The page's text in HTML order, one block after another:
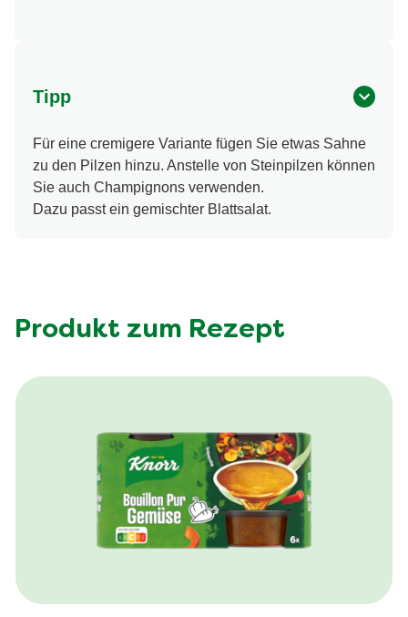
Tipp
Für eine cremigere Variante fügen Sie etwas Sahne
zu den Pilzen hinzu. Anstelle von Steinpilzen können
Sie auch Champignons verwenden.
Dazu passt ein gemischter Blattsalat.
Produkt zum Rezept